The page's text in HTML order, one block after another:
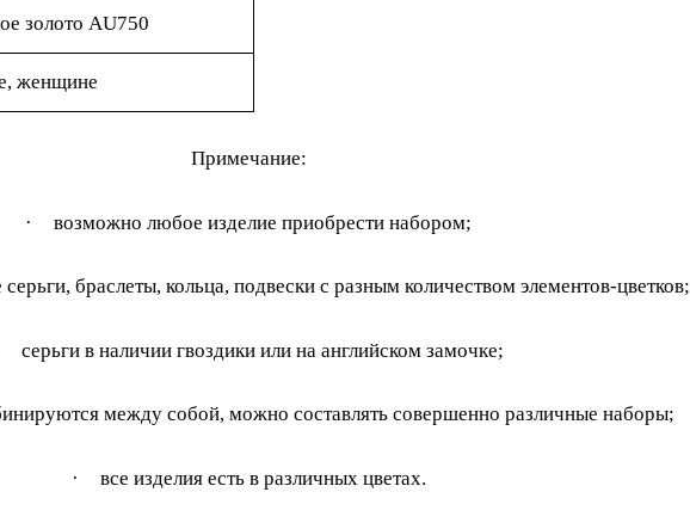
золото AU750
женщине
Примечание:
· возможно любое изделие приобрести набором;
браслеты, кольца, подвески с разным количеством элементов-цветков;
серьги в наличии гвоздики или на английском замочке;
между собой, можно составлять совершенно различные наборы;
· все изделия есть в различных цветах.